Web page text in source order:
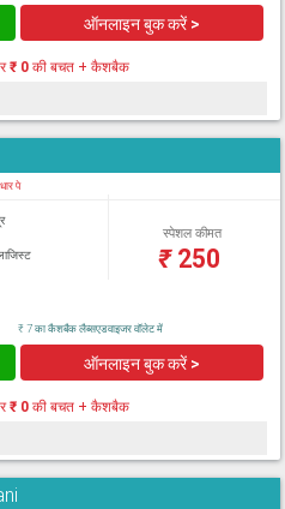
ऑनलाइन बुक करें >
₹ 0की बचत + कैशबैक
पे
स्पेशल कीमत
₹250
₹ 7 का कैशबैक लैब्सएडवाइजर वॉलेट में
ऑनलाइन बुक करें >
₹ 0की बचत + कैशबैक